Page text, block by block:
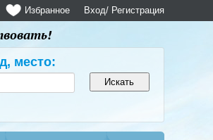
Вход/ Регистрация
Избранное
место: